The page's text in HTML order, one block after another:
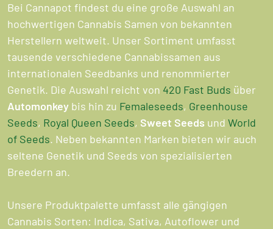
Bei Cannapot findest du eine große Auswahl an
hochwertigen Cannabis Samen von bekannten
Herstellern weltweit. Unser Sortiment umfasst
tausende verschiedene Cannabissamen aus
internationalen Seedbanks und renommierter
Genetik. Die Auswahl reicht von 420 Fast Buds über
Automonkey bis hin zu Femaleseeds, Greenhouse
Seeds, Royal Queen Seeds,Sweet Seeds undWorld
of Seeds. Neben bekannten Marken bieten wir auch
seltene Genetik und Seeds von spezialisierten
Breedern an.
Unsere Produktpalette umfasst alle gängigen
Cannabis Sorten: Indica, Sativa, Autoflower und